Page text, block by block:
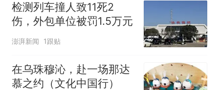
检测列车撞人致11死2
伤，外包单位被罚1.5万元
澎湃新闻 1跟贴
在乌珠穆沁，赴一场那达
慕之约（文化中国行）